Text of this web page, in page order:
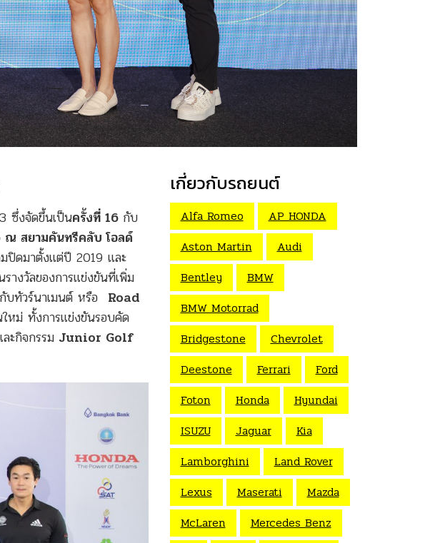
ซึ่งจัดขึ้นเป็นครั้งที่ 16 กับ
สยามคันทรีคลับ โอลด์
ปิดมาตั้งแต่ปี 2019 และ
างวัลของการแข่งขันที่เพิ่ม
บทัวร์นาเมนต์ หรือ Road
หม่ ทั้งการแข่งขันรอบคัด
ะกิจกรรม Junior Golf
เกี่ยวกับรถยนต์
Alfa Romeo
AP HONDA
Aston Martin
Audi
Bentley
BMW
BMW Motorrad
Bridgestone
Chevrolet
Deestone
Ferrari
Ford
Foton
Honda
Hyundai
ISUZU
Jaguar
Kia
Lamborghini
Land Rover
Lexus
Maserati
Mazda
McLaren
Mercedes Benz